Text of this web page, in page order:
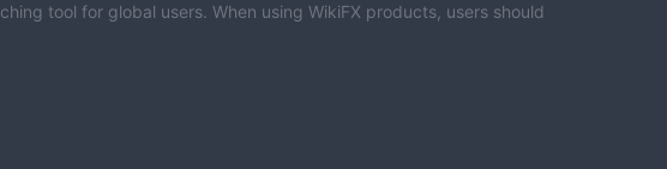
Vantagem
clientes.
de $ 350,
também oferece
tool for global users. When using WikiFX products, users should